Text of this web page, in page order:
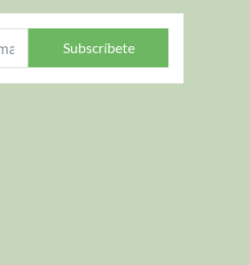
Subscríbete